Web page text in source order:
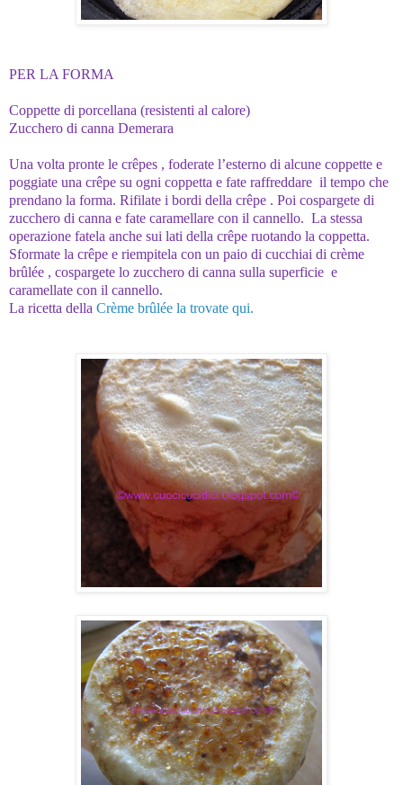
PER LA FORMA
Coppette di porcellana (resistenti al calore)
Zucchero di canna Demerara
Una volta pronte le crêpes , foderate l’esterno di alcune coppette e
poggiate una crêpe su ogni coppetta e fate raffreddare il tempo che
prendano la forma. Rifilate i bordi della crêpe . Poi cospargete di
zucchero di canna e fate caramellare con il cannello. La stessa
operazione fatela anche sui lati della crêpe ruotando la coppetta.
Sformate la crêpe e riempitela con un paio di cucchiai di crème
brûlée , cospargete lo zucchero di canna sulla superficie e
caramellate con il cannello.
La ricetta della Crème brûlée la trovate qui.